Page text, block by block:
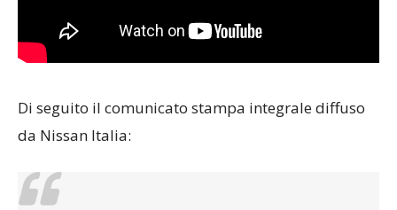
Di seguito il comunicato stampa integrale diffuso
da Nissan Italia: